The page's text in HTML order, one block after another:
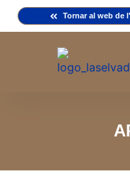
Tornar al web de